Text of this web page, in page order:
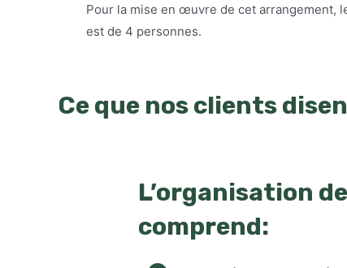
Pour la mise en œuvre de cet arrangement,
est de 4 personnes.
Ce que nos clients
L’organisation
comprend: